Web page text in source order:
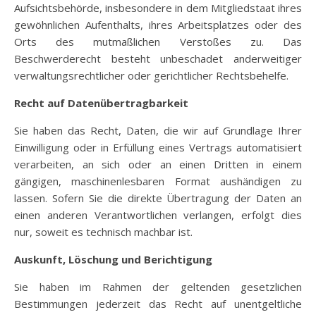
Aufsichtsbehörde, insbesondere in dem Mitgliedstaat ihres
gewöhnlichen Aufenthalts, ihres Arbeitsplatzes oder des
Orts des mutmaßlichen Verstoßes zu. Das
Beschwerderecht besteht unbeschadet anderweitiger
verwaltungsrechtlicher oder gerichtlicher Rechtsbehelfe.
Recht auf Datenübertragbarkeit
Sie haben das Recht, Daten, die wir auf Grundlage Ihrer
Einwilligung oder in Erfüllung eines Vertrags automatisiert
verarbeiten, an sich oder an einen Dritten in einem
gängigen, maschinenlesbaren Format aushändigen zu
lassen. Sofern Sie die direkte Übertragung der Daten an
einen anderen Verantwortlichen verlangen, erfolgt dies
nur, soweit es technisch machbar ist.
Auskunft, Löschung und Berichtigung
Sie haben im Rahmen der geltenden gesetzlichen
Bestimmungen jederzeit das Recht auf unentgeltliche